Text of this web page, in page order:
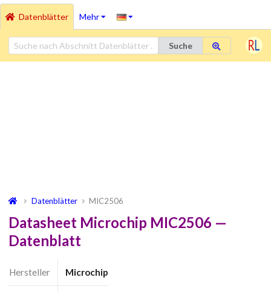
Datenblätter Mehr
Suche
Datenblätter MIC2506
Datasheet Microchip MIC2506 —
Datenblatt
Hersteller Microchip